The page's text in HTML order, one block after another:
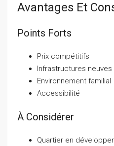
Avantages Et
Points Forts
Prix compétitifs
Infrastructures neuves
Environnement familial
Accessibilité
À Considérer
Quartier en